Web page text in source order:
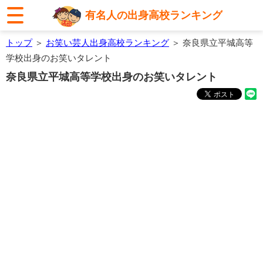
有名人の出身高校ランキング
トップ＞ お笑い芸人出身高校ランキング ＞ 奈良県立平城高等
学校出身のお笑いタレント
奈良県立平城高等学校出身のお笑いタレント